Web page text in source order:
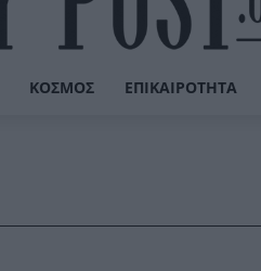
ΚΌΣΜΟΣ ΕΠΙΚΑΙΡΌΤΗΤΑ